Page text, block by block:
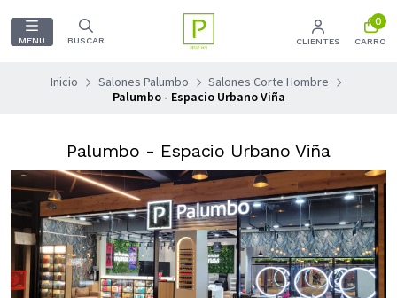
MENU BUSCAR CLIENTES
0
CARRO
Inicio Salones Palumbo
Salones Corte Hombre
Palumbo - Espacio Urbano Viña
Palumbo - Espacio Urbano Viña